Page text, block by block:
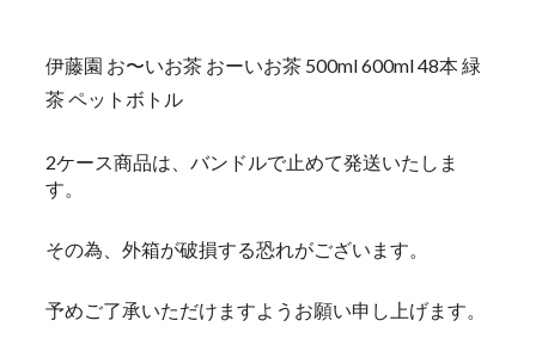
伊藤園 お〜いお茶 おーいお茶 500ml 600ml 48本 緑
茶 ペットボトル
2ケース商品は、バンドルで止めて発送いたしま
す。
その為、外箱が破損する恐れがございます。
予めご了承いただけますようお願い申し上げます。